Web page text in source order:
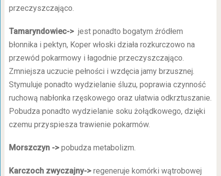
przeczyszczająco.
Tamaryndowiec->jest ponadto bogatym źródłem
błonnika i pektyn, Koper włoski działa rozkurczowo na
przewód pokarmowy i łagodnie przeczyszczająco.
Zmniejsza uczucie pełności i wzdęcia jamy brzusznej.
Stymuluje ponadto wydzielanie śluzu, poprawia czynność
ruchową nabłonka rzęskowego oraz ułatwia odkrztuszanie.
Pobudza ponadto wydzielanie soku żołądkowego, dzięki
czemu przyspiesza trawienie pokarmów.
Morszczyn ->pobudza metabolizm.
Karczoch zwyczajny->regeneruje komórki wątrobowej